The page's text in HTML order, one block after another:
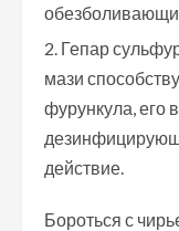
Гепар
мази
фурункула, его
действие.
Бороться с